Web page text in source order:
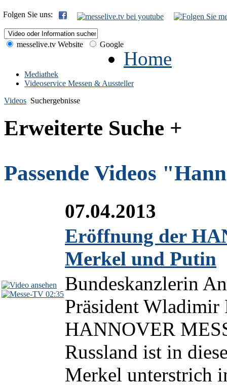
Folgen Sie uns:
messelive.tv Website Google
Home
Mediathek
Videoservice Messen & Aussteller
Videos Suchergebnisse
Erweiterte Suche +
Passende Videos
02:35
07.04.2013
Eröffnung der
Merkel und Putin
Bundeskanzlerin
Präsident Wladimir
HANNOVER
Russland ist in
Merkel unterstrich